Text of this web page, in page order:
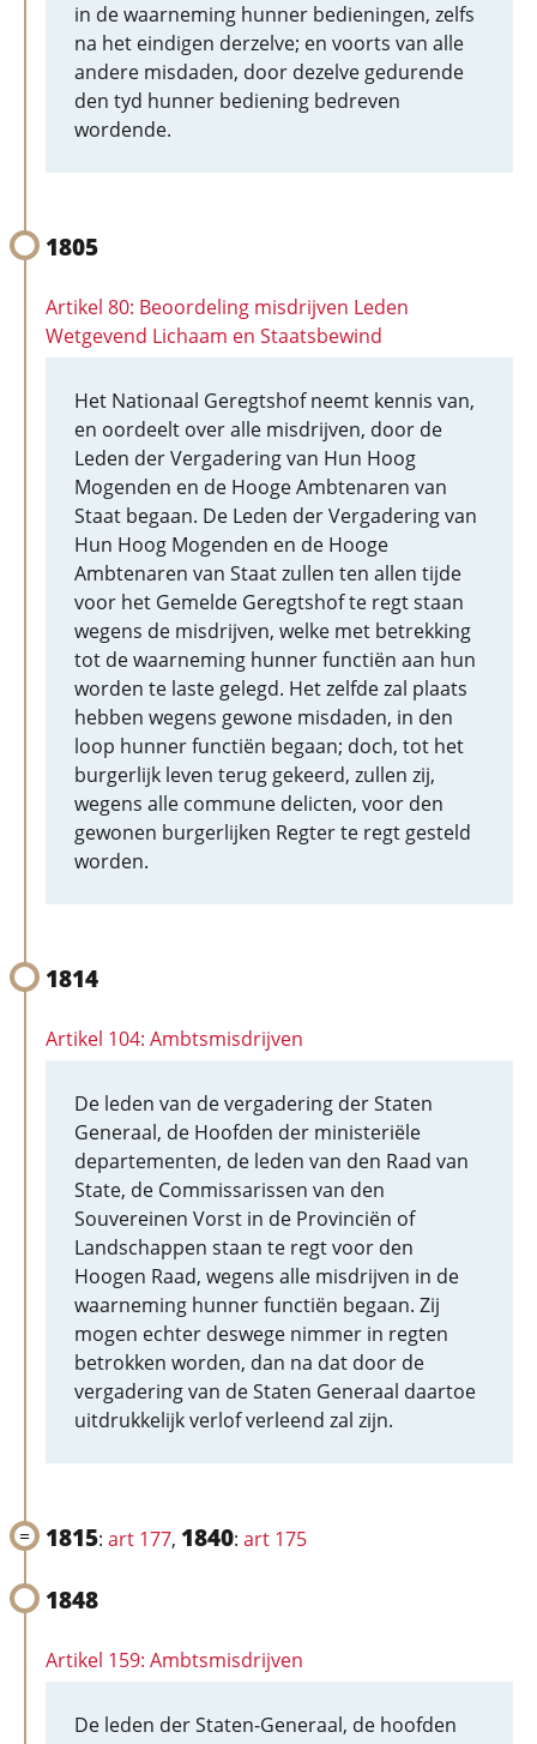
in de waarneming hunner bedieningen, zelfs
na het eindigen derzelve; en voorts van alle
andere misdaden, door dezelve gedurende
den tyd hunner bediening bedreven
wordende.
1805
Artikel 80: Beoordeling misdrijven Leden
Wetgevend Lichaam en Staatsbewind
Het Nationaal Geregtshof neemt kennis van,
en oordeelt over alle misdrijven, door de
Leden der Vergadering van Hun Hoog
Mogenden en de Hooge Ambtenaren van
Staat begaan. De Leden der Vergadering van
Hun Hoog Mogenden en de Hooge
Ambtenaren van Staat zullen ten allen tijde
voor het Gemelde Geregtshof te regt staan
wegens de misdrijven, welke met betrekking
tot de waarneming hunner functiën aan hun
worden te laste gelegd. Het zelfde zal plaats
hebben wegens gewone misdaden, in den
loop hunner functiën begaan; doch, tot het
burgerlijk leven terug gekeerd, zullen zij,
wegens alle commune delicten, voor den
gewonen burgerlijken Regter te regt gesteld
worden.
1814
Artikel 104: Ambtsmisdrijven
De leden van de vergadering der Staten
Generaal, de Hoofden der ministeriële
departementen, de leden van den Raad van
State, de Commissarissen van den
Souvereinen Vorst in de Provinciën of
Landschappen staan te regt voor den
Hoogen Raad, wegens alle misdrijven in de
waarneming hunner functiën begaan. Zij
mogen echter deswege nimmer in regten
betrokken worden, dan na dat door de
vergadering van de Staten Generaal daartoe
uitdrukkelijk verlof verleend zal zijn.
1815: art 177, 1840: art 175
1848
Artikel 159: Ambtsmisdrijven
De leden der Staten-Generaal, de hoofden